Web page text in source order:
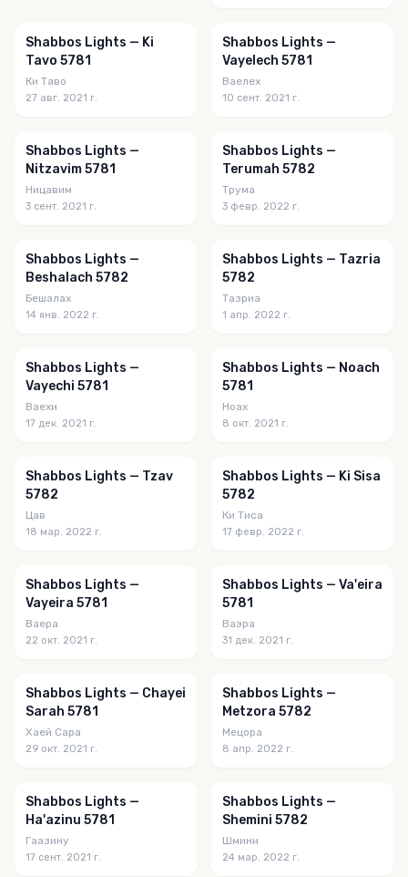
Shabbos Lights — Ki
Tavo 5781
Ки Таво
27 авг. 2021 г.
Shabbos Lights —
Vayelech 5781
Ваелех
10 сент. 2021 г.
Shabbos Lights —
Nitzavim 5781
Ницавим
3 сент. 2021 г.
Shabbos Lights —
Terumah 5782
Трума
3 февр. 2022 г.
Shabbos Lights —
Beshalach 5782
Бешалах
14 янв. 2022 г.
Shabbos Lights — Tazria
5782
Тазриа
1 апр. 2022 г.
Shabbos Lights —
Vayechi 5781
Ваехи
17 дек. 2021 г.
Shabbos Lights — Noach
5781
Ноах
8 окт. 2021 г.
Shabbos Lights — Tzav
5782
Цав
18 мар. 2022 г.
Shabbos Lights — Ki Sisa
5782
Ки Тиса
17 февр. 2022 г.
Shabbos Lights —
Vayeira 5781
Ваера
22 окт. 2021 г.
Shabbos Lights — Va'eira
5781
Ваэра
31 дек. 2021 г.
Shabbos Lights — Chayei
Sarah 5781
Хаей Сара
29 окт. 2021 г.
Shabbos Lights —
Metzora 5782
Мецора
8 апр. 2022 г.
Shabbos Lights —
Ha'azinu 5781
Гаазину
17 сент. 2021 г.
Shabbos Lights —
Shemini 5782
Шмини
24 мар. 2022 г.